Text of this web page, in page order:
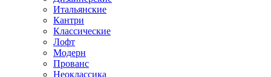
Итальянские
Кантри
Классические
Лофт
Модерн
Прованс
Неоклассика